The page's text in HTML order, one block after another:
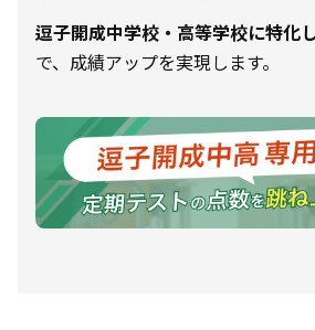
逗子開成中学校・高等学校に特化
で、成績アップを実現します。